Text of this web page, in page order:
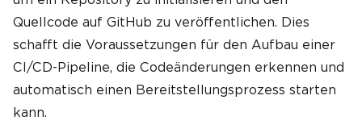
Quellcode auf GitHub zu veröffentlichen. Dies
schafft die Voraussetzungen für den Aufbau einer
CI/CD-Pipeline, die Codeänderungen erkennen und
automatisch einen Bereitstellungsprozess starten
kann.